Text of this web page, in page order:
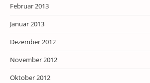
Februar 2013
Januar 2013
Dezember 2012
November 2012
Oktober 2012